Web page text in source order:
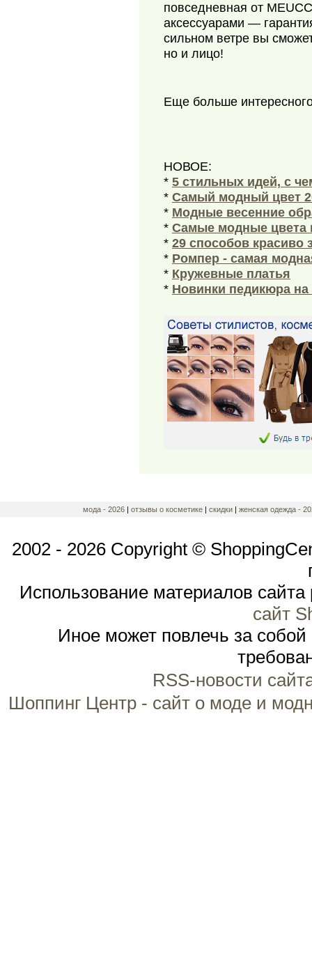
повседневная от
аксессуарами —
сильном ветре вы
но и лицо!
Еще больше
НОВОЕ:
* 5 стильных идей, с
* Самый модный цвет
* Модные весенние
* Самые модные цвета
* 29 способов красиво
* Ромпер - самая
* Кружевные платья
* Новинки педикюра
мода - 2026 | отзывы о косметике| скидки| женская одежда -
2002 - 2026 Copyright ©
Использование материалов
сайт
Иное может повлечь за
RSS-новости
Шоппинг Центр - сайт о моде и